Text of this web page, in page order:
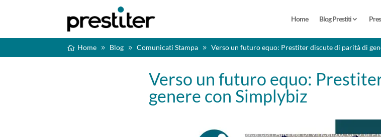
Home Blog Prestiti
Home Blog Comunicati Stampa Verso un futuro equo: Prestiter discute di parità di
Verso un futuro equo:
genere con Simplybiz